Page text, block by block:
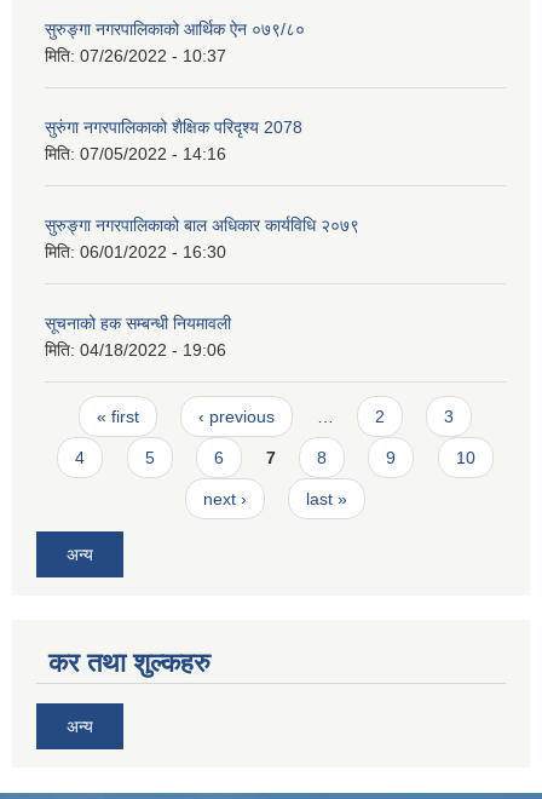
सुरुङ्गा नगरपालिकाको आर्थिक ऐन ०७९/८०
मिति: 07/26/2022 - 10:37
सुरुंगा नगरपालिकाको शैक्षिक परिदृश्य 2078
मिति: 07/05/2022 - 14:16
सुरुङ्गा नगरपालिकाको बाल अधिकार कार्यविधि २०७९
मिति: 06/01/2022 - 16:30
सूचनाको हक सम्बन्धी नियमावली
मिति: 04/18/2022 - 19:06
Pages
« first ‹ previous 2 3
4 5 6 7 8 9 10
next › last »
अन्य
कर तथा शुल्कहरु
अन्य